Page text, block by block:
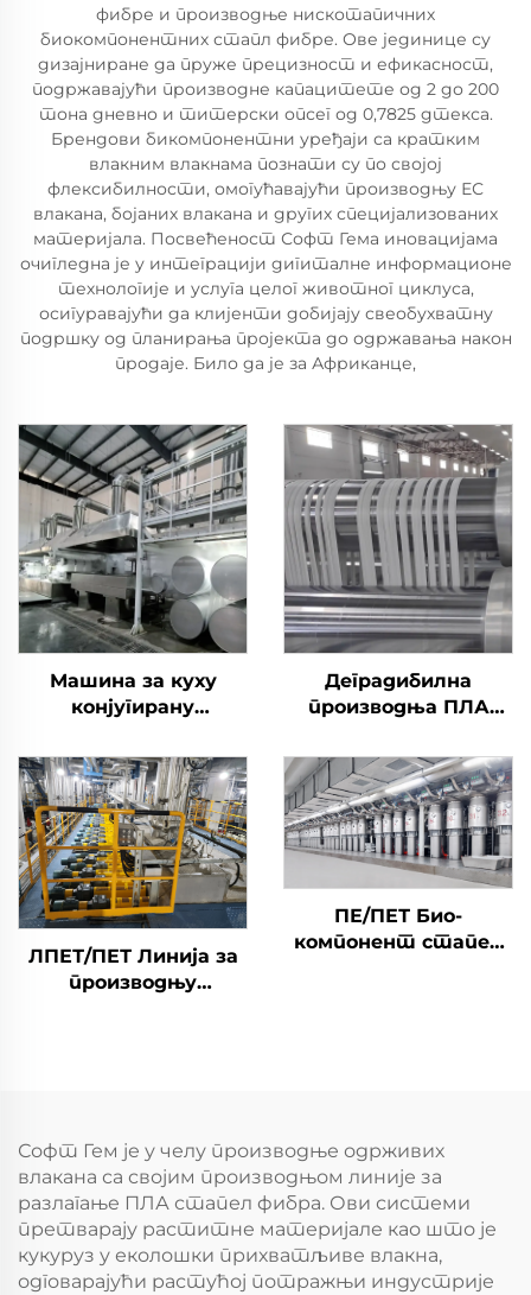
фибре и производње нискотапичних
биокомпонентних стапл фибре. Ове јединице су
дизајниране да пруже прецизност и ефикасност,
подржавајући производне капацитете од 2 до 200
тона дневно и титерски опсег од 0,7825 дтекса.
Брендови бикомпонентни уређаји са кратким
влакним влакнама познати су по својој
флексибилности, омогућавајући производњу ЕС
влакана, бојаних влакана и других специјализованих
материјала. Посвећеност Софт Гема иновацијама
очигледна је у интеграцији дигиталне информационе
технологије и услуга целог животног циклуса,
осигуравајући да клијенти добијају свеобухватну
подршку од планирања пројекта до одржавања након
продаје. Било да је за Африканце,
Машина за куху
конјугирану
полиестерску
фибрину влакна
Деградибилна
производња ПЛА
ЛПЕТ/ПЕТ Линија за
производњу
стрепл фибра
ПЕ/ПЕТ Био-
компонент стапел
Софт Гем је у челу производње одрживих
влакана са својим производњом линије за
разлагање ПЛА стапел фибра. Ови системи
претварају раститне материјале као што је
кукуруз у еколошки прихватљиве влакна,
одговарајући растућој потражњи индустрије